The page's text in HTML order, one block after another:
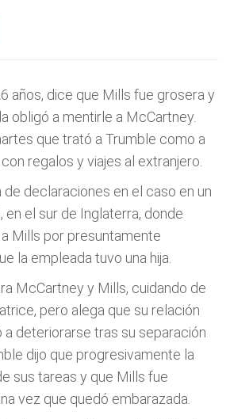
años, dice que Mills fue grosera y
obligó a mentirle a McCartney.
que trató a Trumble como a
regalos y viajes al extranjero.
de declaraciones en el caso en un
en el sur de Inglaterra, donde
Mills por presuntamente
la empleada tuvo una hija.
McCartney y Mills, cuidando de
pero alega que su relación
deteriorarse tras su separación
dijo que progresivamente la
sus tareas y que Mills fue
vez que quedó embarazada.